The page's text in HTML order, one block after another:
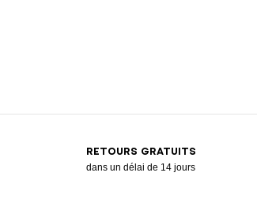
RETOURS GRATUITS
dans un délai de 14 jours